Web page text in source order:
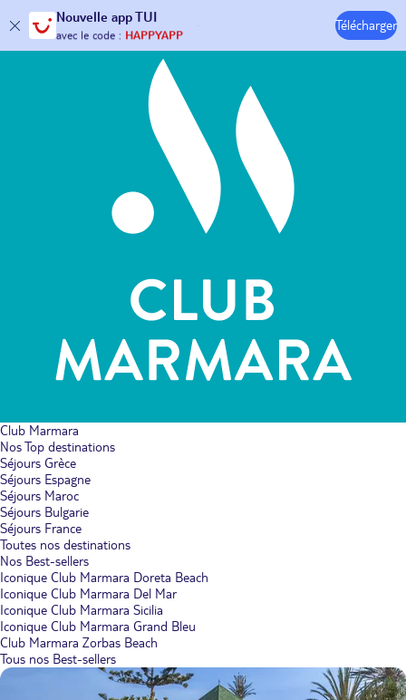
Nouvelle app TUI
30€ offerts*sur votrevoyage !
avec le code :HAPPYAPP
Télécharger
Hôtels & Clubs
Club Marmara
Nos Top destinations
Séjours Grèce
Séjours Espagne
Séjours Maroc
Séjours Bulgarie
Séjours France
Toutes nos destinations
Nos Best-sellers
Iconique Club Marmara Doreta Beach
Iconique Club Marmara Del Mar
Iconique Club Marmara Sicilia
Iconique Club Marmara Grand Bleu
Club Marmara Zorbas Beach
Tous nos Best-sellers